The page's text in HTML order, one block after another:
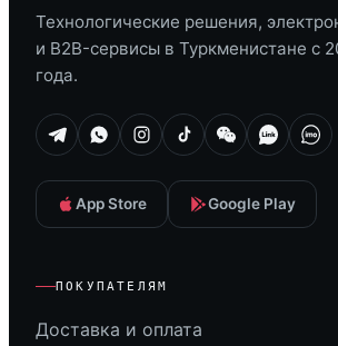
Технологические решения,
и B2B-сервисы в Туркменистане с
года.
App Store Google Play
ПОКУПАТЕЛЯМ
Доставка и оплата